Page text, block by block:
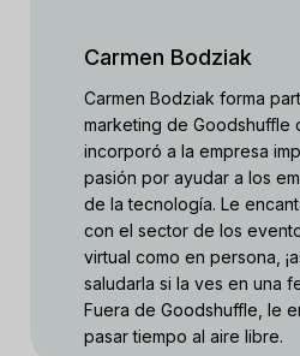
Carmen Bodziak
Carmen Bodziak forma
marketing de Goodshuffle
incorporó a la empresa
pasión por ayudar a los
de la tecnología. Le
con el sector de los
virtual como en persona,
saludarla si la ves en una
Fuera de Goodshuffle, le
pasar tiempo al aire libre.